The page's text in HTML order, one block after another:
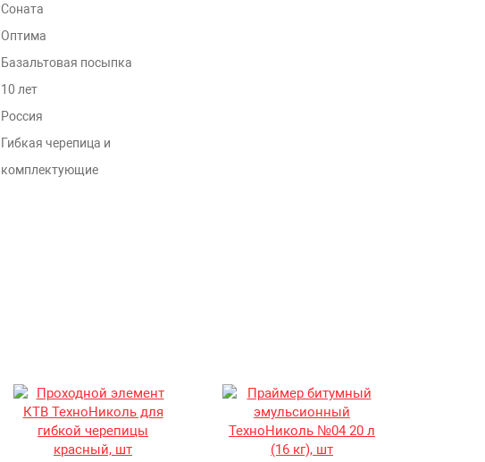
Соната
Оптима
Базальтовая посыпка
10 лет
Россия
Гибкая черепица и
комплектующие